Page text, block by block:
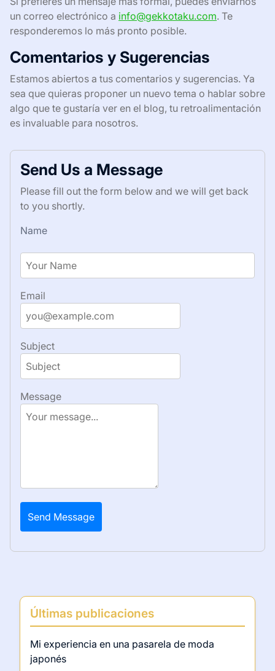
un correo electrónico a info@gekkotaku.com. Te
responderemos lo más pronto posible.
Comentarios y Sugerencias
Estamos abiertos a tus comentarios y sugerencias. Ya
sea que quieras proponer un nuevo tema o hablar sobre
algo que te gustaría ver en el blog, tu retroalimentación
es invaluable para nosotros.
Send Us a Message
Please fill out the form below and we will get back
to you shortly.
Name
Email
Subject
Message
Send Message
Últimas publicaciones
Mi experiencia en una pasarela de moda
japonés